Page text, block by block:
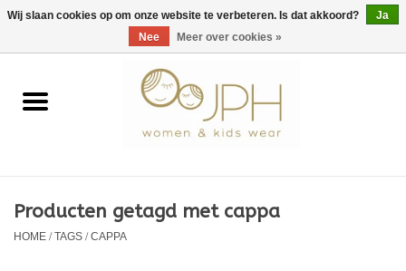
EUR/GBP/USD 0 Artikelen - €0,00
Home
Kids
Producten getagd met cappa
HOME/TAGS/CAPPA
Wij slaan cookies op om onze website te verbeteren. Is dat akkoord?
Ja
Nee
Meer over cookies »